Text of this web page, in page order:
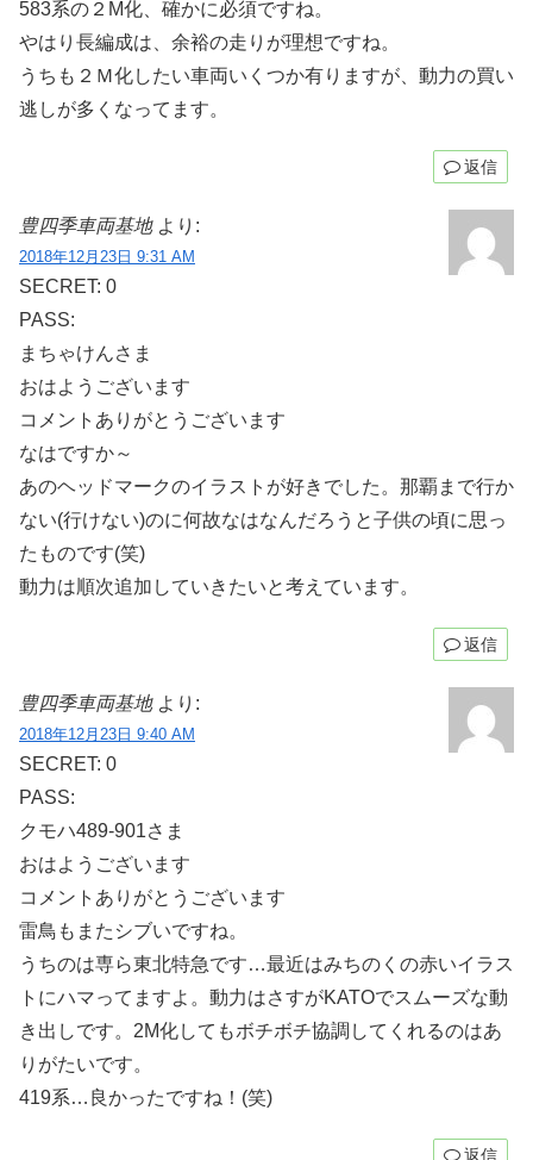
583系の２M化、確かに必須ですね。
やはり長編成は、余裕の走りが理想ですね。
うちも２Ｍ化したい車両いくつか有りますが、動力の買い
逃しが多くなってます。
返信
豊四季車両基地 より:
2018年12月23日 9:31 AM
SECRET: 0
PASS:
まちゃけんさま
おはようございます
コメントありがとうございます
なはですか～
あのヘッドマークのイラストが好きでした。那覇まで行か
ない(行けない)のに何故なはなんだろうと子供の頃に思っ
たものです(笑)
動力は順次追加していきたいと考えています。
返信
豊四季車両基地 より:
2018年12月23日 9:40 AM
SECRET: 0
PASS:
クモハ489-901さま
おはようございます
コメントありがとうございます
雷鳥もまたシブいですね。
うちのは専ら東北特急です…最近はみちのくの赤いイラス
トにハマってますよ。動力はさすがKATOでスムーズな動
き出しです。2M化してもボチボチ協調してくれるのはあ
りがたいです。
419系…良かったですね！(笑)
返信